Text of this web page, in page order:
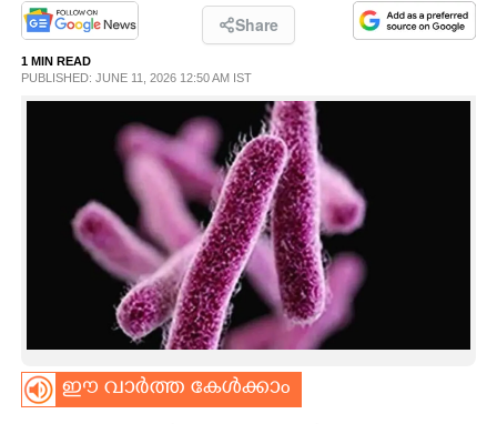
ASTRO
Share
1 MIN READ
PUBLISHED: JUNE 11, 2026 12:50 AM IST
ഈ വാർത്ത കേൾക്കാം